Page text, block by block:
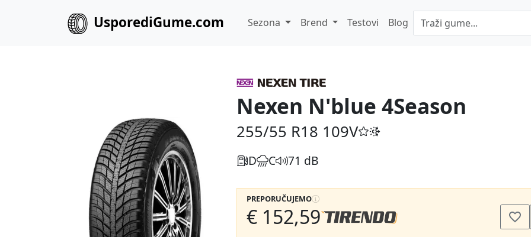
UsporediGume.com Sezona Brend Testovi Blog
Nexen N'blue 4Season
255/55 R18 109V
D C 71 dB
PREPORUČUJEMO
€ 152,59